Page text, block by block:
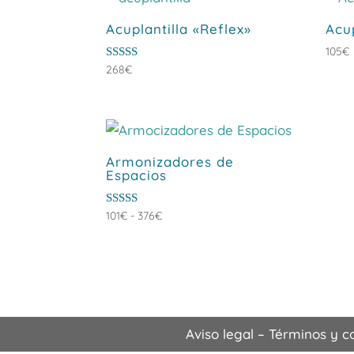
144€
Acuplantilla «Reflex»
Valorado
268€
105€
Armonizadores de
Espacios
Valorado
101€ - 376€Rango
Aviso legal – Términos y